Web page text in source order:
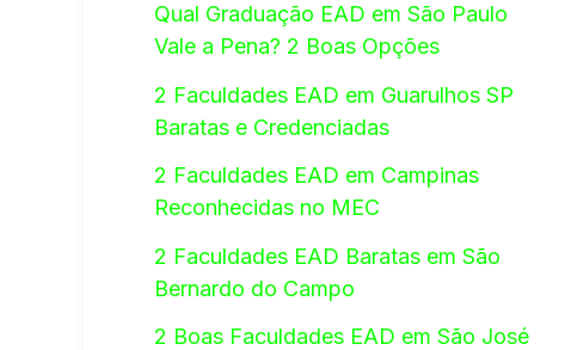
Qual Graduação EAD em São Paulo
Vale a Pena? 2 Boas Opções
2 Faculdades EAD em Guarulhos SP
Baratas e Credenciadas
2 Faculdades EAD em Campinas
Reconhecidas no MEC
2 Faculdades EAD Baratas em São
Bernardo do Campo
2 Boas Faculdades EAD em São José